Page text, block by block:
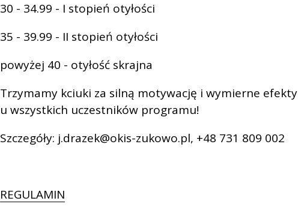
30 - 34.99 - I stopień otyłości
35 - 39.99 - II stopień otyłości
powyżej 40 - otyłość skrajna
Trzymamy kciuki za silną motywację i wymierne efekty
u wszystkich uczestników programu!
Szczegóły: j.drazek@okis-zukowo.pl, +48 731 809 002
REGULAMIN